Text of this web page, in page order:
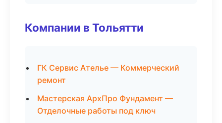
Компании в Тольятти
ГК Сервис Ателье — Коммерческий
ремонт
Мастерская АрхПро Фундамент —
Отделочные работы под ключ